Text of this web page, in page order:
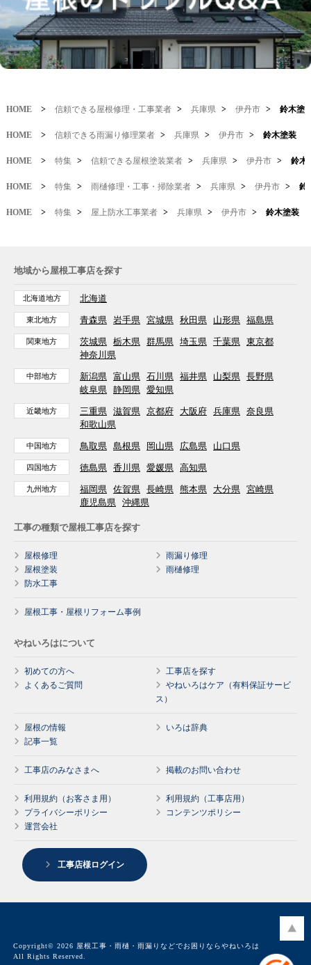
HOME > 信頼できる屋根修理・工事業者 > 兵庫県 > 伊丹市 > 鈴木塗
HOME > 信頼できる雨漏り修理業者 > 兵庫県 > 伊丹市 > 鈴木塗装
HOME > 特集 > 信頼できる屋根塗装業者 > 兵庫県 > 伊丹市 > 鈴木
HOME > 特集 > 雨樋修理・工事・掃除業者 > 兵庫県 > 伊丹市 > 鈴
HOME > 特集 > 屋上防水工事業者 > 兵庫県 > 伊丹市 > 鈴木塗装
地域から屋根工事店を探す
北海道地方 北海道
東北地方 青森県 岩手県 宮城県 秋田県 山形県 福島県
関東地方 茨城県 栃木県 群馬県 埼玉県 千葉県 東京都
神奈川県
中部地方 新潟県 富山県 石川県 福井県 山梨県 長野県
岐阜県 静岡県 愛知県
近畿地方 三重県 滋賀県 京都府 大阪府 兵庫県 奈良県
和歌山県
中国地方 鳥取県 島根県 岡山県 広島県 山口県
四国地方 徳島県 香川県 愛媛県 高知県
九州地方 福岡県 佐賀県 長崎県 熊本県 大分県 宮崎県
鹿児島県 沖縄県
工事の種類で屋根工事店を探す
屋根修理
雨漏り修理
屋根塗装
雨樋修理
防水工事
屋根工事・屋根リフォーム事例
やねいろはについて
初めての方へ
工事店を探す
よくあるご質問
やねいろはケア（有料保証サービ
ス）
屋根の情報
いろは辞典
記事一覧
工事店のみなさまへ 掲載のお問い合わせ
利用規約（お客さま用）
利用規約（工事店用）
プライバシーポリシー
コンテンツポリシー
運営会社
工事店様ログイン
Copyright© 2026 屋根工事・雨樋・雨漏りなどでお困りならやねいろは
All Rights Reserved.